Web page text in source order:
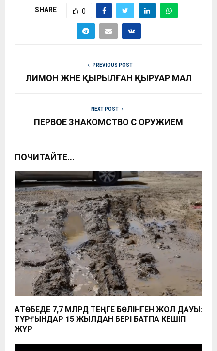
SHARE 0
PREVIOUS POST
ЛИМОН ЖӘНЕ ҚЫРЫЛҒАН ҚЫРУАР МАЛ
NEXT POST
ПЕРВОЕ ЗНАКОМСТВО С ОРУЖИЕМ
ПОЧИТАЙТЕ...
АҚТӨБЕДЕ 7,7 МЛРД ТЕҢГЕ БӨЛІНГЕН ЖОЛ ДАУЫ:
ТҰРҒЫНДАР 15 ЖЫЛДАН БЕРІ БАТПАҚ КЕШІП
ЖҮР